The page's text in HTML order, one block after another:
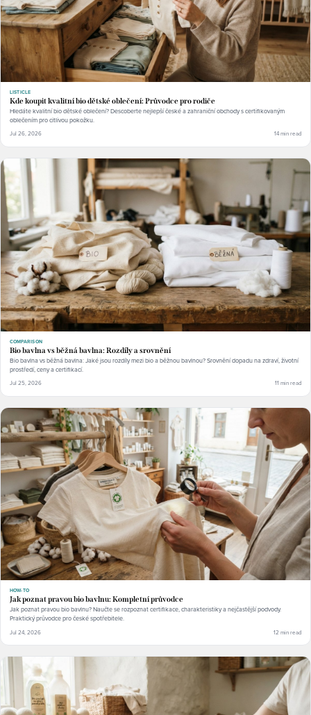
LISTICLE
Kde koupit kvalitní bio dětské oblečení: Průvodce pro rodiče
Hledáte kvalitní bio dětské oblečení? Descoberte nejlepší české a zahraniční obchody s certifikovaným
oblečením pro citlivou pokožku.
Jul 26, 2026 14 min read
COMPARISON
Bio bavlna vs běžná bavlna: Rozdíly a srovnění
Bio bavlna vs běžná bavlna: Jaké jsou rozdíly mezi bio a běžnou bavlnou? Srovnění dopadu na zdraví, životní
prostředí, ceny a certifikací.
Jul 25, 2026 11 min read
HOW-TO
Jak poznat pravou bio bavlnu: Kompletní průvodce
Jak poznat pravou bio bavlnu? Naučte se rozpoznat certifikace, charakteristiky a nejčastější podvody.
Praktický průvodce pro české spotřebitele.
Jul 24, 2026 12 min read